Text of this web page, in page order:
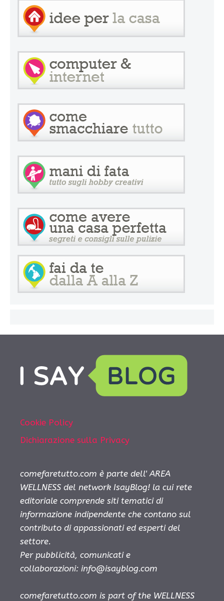
Cookie Policy
Dichiarazione sulla Privacy
comefaretutto.com è parte dell' AREA
WELLNESS del network IsayBlog! la cui rete
editoriale comprende siti tematici di
informazione indipendente che contano sul
contributo di appassionati ed esperti del
settore.
Per pubblicità, comunicati e
collaborazioni: info@isayblog.com
comefaretutto.com is part of the WELLNESS